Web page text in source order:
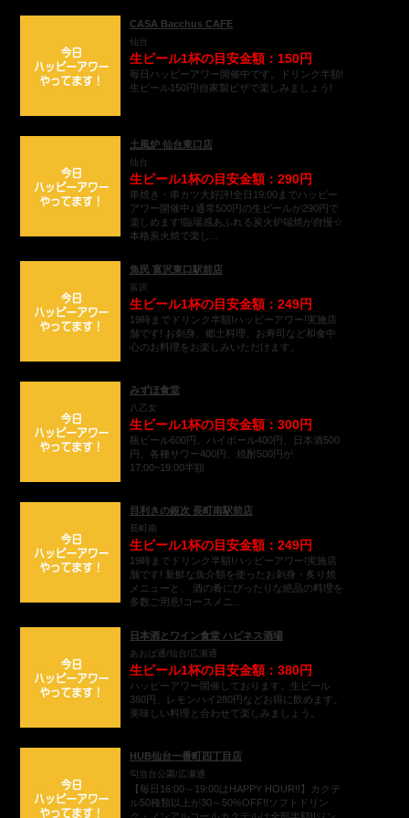
CASA Bacchus CAFE
仙台
生ビール1杯の目安金額：150円
毎日ハッピーアワー開催中です。ドリンク半額!
生ビール150円!自家製ピザで楽しみましょう!
土風炉 仙台東口店
仙台
生ビール1杯の目安金額：290円
串焼き・串カツ大好評!全日19:00までハッピー
アワー開催中♪通常500円の生ビールが290円で
楽しめます!臨場感あふれる炭火炉端焼が自慢☆
本格炭火焼で楽し...
魚民 富沢東口駅前店
富沢
生ビール1杯の目安金額：249円
19時までドリンク半額!ハッピーアワー!実施店
舗です! お刺身、郷土料理、お寿司など和食中
心のお料理をお楽しみいただけます。
みずほ食堂
八乙女
生ビール1杯の目安金額：300円
瓶ビール600円、ハイボール400円、日本酒500
円、各種サワー400円、焼酎500円が
17:00~19:00半額
目利きの銀次 長町南駅前店
長町南
生ビール1杯の目安金額：249円
19時までドリンク半額!ハッピーアワー!実施店
舗です! 新鮮な魚介類を使ったお刺身・炙り焼
メニューと、 酒の肴にぴったりな絶品の料理を
多数ご用意!コースメニ...
日本酒とワイン食堂 ハピネス酒場
あおば通/仙台/広瀬通
生ビール1杯の目安金額：380円
ハッピーアワー開催しております。生ビール
380円、レモンハイ280円などお得に飲めます。
美味しい料理と合わせて楽しみましょう。
HUB仙台一番町四丁目店
勾当台公園/広瀬通
【毎日16:00～19:00はHAPPY HOUR!!】カクテ
ル50種類以上が30～50%OFF!!ソフトドリン